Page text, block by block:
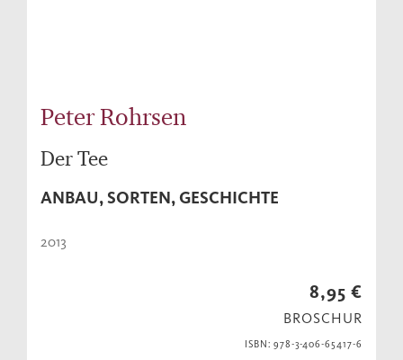
Peter Rohrsen
Der Tee
ANBAU, SORTEN, GESCHICHTE
2013
8,95 €
BROSCHUR
ISBN: 978-3-406-65417-6